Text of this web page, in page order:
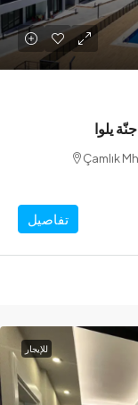
تفاصيل
للإيجار